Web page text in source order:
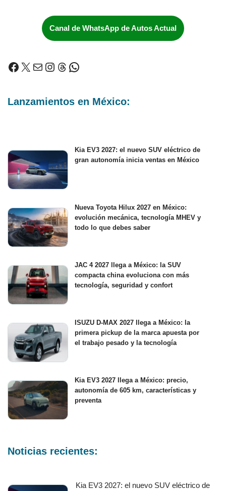
Canal de WhatsApp de Autos Actual
Lanzamientos en México:
Kia EV3 2027: el nuevo SUV eléctrico de
gran autonomía inicia ventas en México
Nueva Toyota Hilux 2027 en México:
evolución mecánica, tecnología MHEV y
todo lo que debes saber
JAC 4 2027 llega a México: la SUV
compacta china evoluciona con más
tecnología, seguridad y confort
ISUZU D-MAX 2027 llega a México: la
primera pickup de la marca apuesta por
el trabajo pesado y la tecnología
Kia EV3 2027 llega a México: precio,
autonomía de 605 km, características y
preventa
Noticias recientes:
Kia EV3 2027: el nuevo SUV eléctrico de